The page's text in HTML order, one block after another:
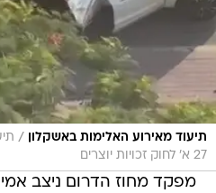
תיעוד מאירוע האלימות באשקלון
27 א' לחוק זכויות יוצרים
מפקד מחוז הדרום ניצב
החקירה על היחידה
למיצוי כלל האמצעים